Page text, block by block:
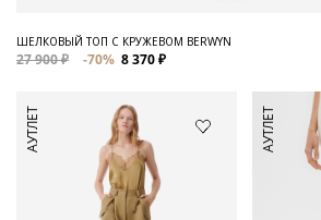
ШЕЛКОВЫЙ ТОП С КРУЖЕВОМ BERWYN
27 900 ₽ -70% 8 370 ₽
АУТЛЕТ АУТЛЕТ